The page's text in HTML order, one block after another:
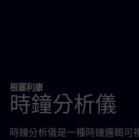
根塞利康
時鐘分析儀
時鐘分析儀是一種時鐘邏輯可